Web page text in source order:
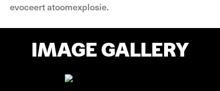
evoceert atoomexplosie.
IMAGE GALLERY